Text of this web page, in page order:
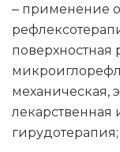
‒ применение
поверхностная
механическая,
лекарственная
гирудотерапия;